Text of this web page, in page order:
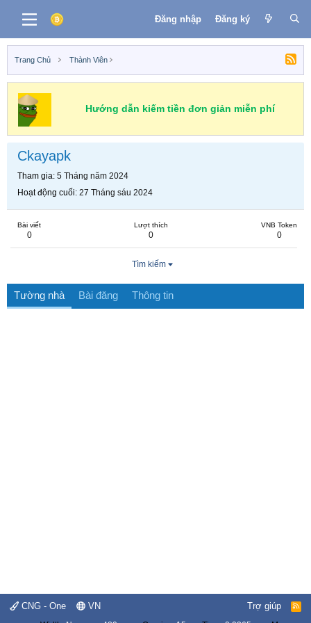
Đăng nhập Đăng ký
Trang Chủ Thành Viên
Hướng dẫn kiếm tiền đơn giản miễn phí
Ckayapk
Tham gia 5 Tháng năm 2024
Hoạt động cuối 27 Tháng sáu 2024
Bài viết
0
Lượt thích
0
VNB Token
0
Tìm kiếm
Tường nhà Bài đăng Thông tin
CNG - One VN Trợ giúp
R